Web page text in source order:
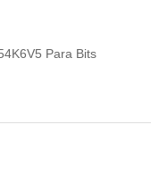
Para Bits